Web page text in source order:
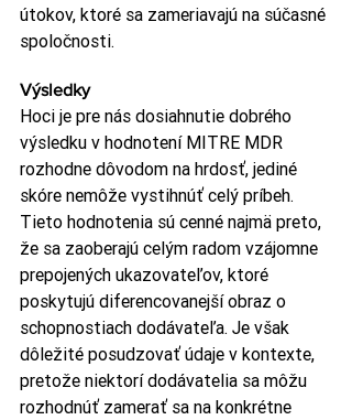
útokov, ktoré sa zameriavajú na súčasné
spoločnosti.
Výsledky
Hoci je pre nás dosiahnutie dobrého
výsledku v hodnotení MITRE MDR
rozhodne dôvodom na hrdosť, jediné
skóre nemôže vystihnúť celý príbeh.
Tieto hodnotenia sú cenné najmä preto,
že sa zaoberajú celým radom vzájomne
prepojených ukazovateľov, ktoré
poskytujú diferencovanejší obraz o
schopnostiach dodávateľa. Je však
dôležité posudzovať údaje v kontexte,
pretože niektorí dodávatelia sa môžu
rozhodnúť zamerať sa na konkrétne